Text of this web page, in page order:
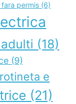
permis (6)
(18)
(9)
e
(21)